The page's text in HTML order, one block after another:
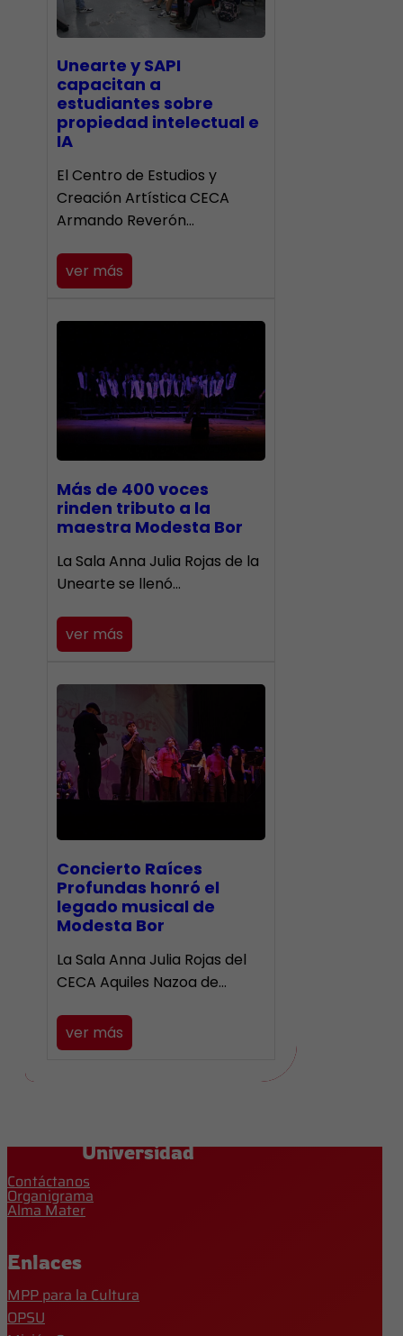
Unearte y SAPI
capacitan a
estudiantes sobre
propiedad intelectual e
IA
El Centro de Estudios y
Creación Artística CECA
Armando Reverón…
ver más
Más de 400 voces
rinden tributo a la
maestra Modesta Bor
​La Sala Anna Julia Rojas de la
Unearte se llenó…
ver más
​Concierto Raíces
Profundas honró el
legado musical de
Modesta Bor
La Sala Anna Julia Rojas del
CECA Aquiles Nazoa de…
ver más
Universidad
Contáctanos
Organigrama
Alma Mater
Enlaces
MPP para la Cultura
OPSU